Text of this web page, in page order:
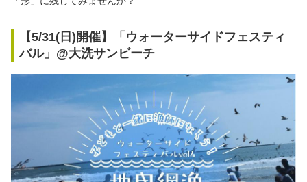
海辺キャンプ
湖畔キャンプ
利用規約
プライバシーポリシー
【5/31(日)開催】「ウォーターサイドフェスティ
バル」@大洗サンビーチ